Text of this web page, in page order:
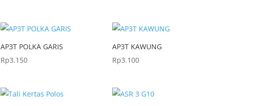
AP3T POLKA GARIS
Rp3.150
AP3T KAWUNG
Rp3.100